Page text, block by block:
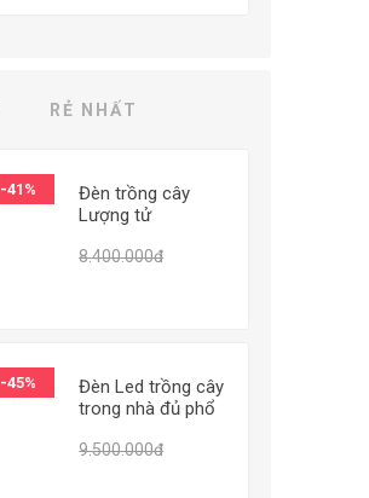
RẺ NHẤT
-41%
Đèn trồng cây
Lượng tử
grow lights chip
8.400.000đ
-45%
Đèn Led trồng cây
trong nhà đủ phổ
lights, Đèn trồng
9.500.000đ